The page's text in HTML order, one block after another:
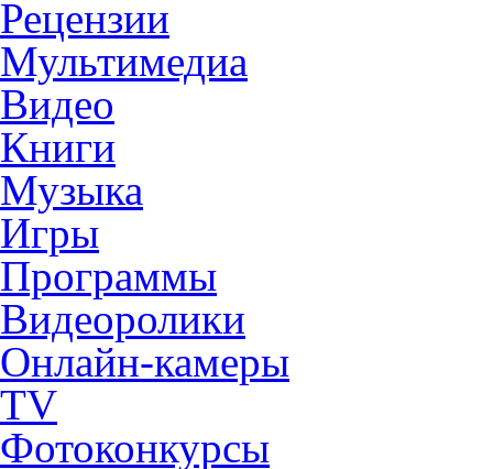
Рецензии
Мультимедиа
Видео
Книги
Музыка
Игры
Программы
Видеоролики
Онлайн-камеры
TV
Фотоконкурсы